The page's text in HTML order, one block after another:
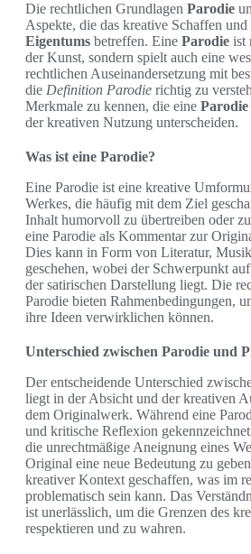
Die rechtlichen Grundlagen Parodie
Aspekte, die das kreative Schaffen und
Eigentums betreffen. Eine Parodie ist
der Kunst, sondern spielt auch eine
rechtlichen Auseinandersetzung mit
die Definition Parodie richtig zu
Merkmale zu kennen, die eine Parodie
der kreativen Nutzung unterscheiden.
Was ist eine Parodie?
Eine Parodie ist eine kreative
Werkes, die häufig mit dem Ziel
Inhalt humorvoll zu übertreiben oder
eine Parodie als Kommentar zur
Dies kann in Form von Literatur,
geschehen, wobei der Schwerpunkt
der satirischen Darstellung liegt. Die
Parodie bieten Rahmenbedingungen,
ihre Ideen verwirklichen können.
Unterschied zwischen Parodie und
Der entscheidende Unterschied
liegt in der Absicht und der kreativen
dem Originalwerk. Während eine
und kritische Reflexion
die unrechtmäßige Aneignung eines
Original eine neue Bedeutung zu
kreativer Kontext geschaffen, was im
problematisch sein kann. Das
ist unerlässlich, um die Grenzen des
respektieren und zu wahren.